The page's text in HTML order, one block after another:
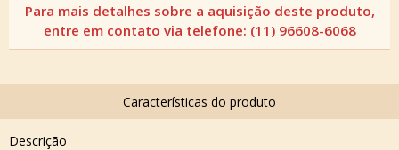
Descrição